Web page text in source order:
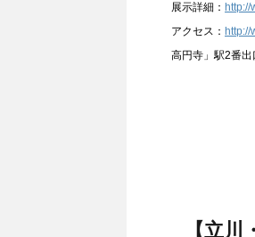
展示詳細：
アクセス：
高円寺」駅2番
【立